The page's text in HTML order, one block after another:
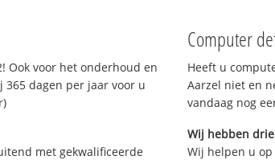
Ook voor het onderhoud en
dagen per jaar voor u
met gekwalificeerde
Computer
Heeft u
Aarzel niet en
vandaag nog
Wij hebben
Wij helpen u